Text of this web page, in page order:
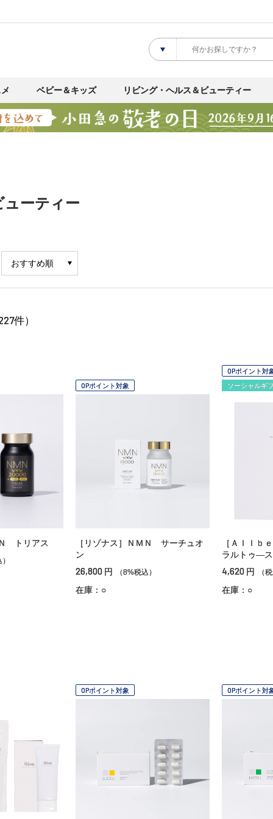
ベビー＆キッズ リビング・ヘルス＆ビューティー
ーティー
件）
トリアス
OPポイント対象
［リゾナス］ＮＭＮ サーチュオ
ン
26,800 円 （8%税込）
在庫：○
OPポイント対
ソーシャルギ
［Ａｌｌｂ
ラルトゥ―
4,620 円 （
在庫：○
OPポイント対象 OPポイント対